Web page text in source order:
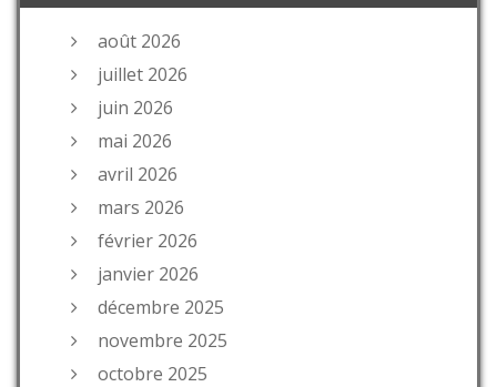
août 2026
juillet 2026
juin 2026
mai 2026
avril 2026
mars 2026
février 2026
janvier 2026
décembre 2025
novembre 2025
octobre 2025